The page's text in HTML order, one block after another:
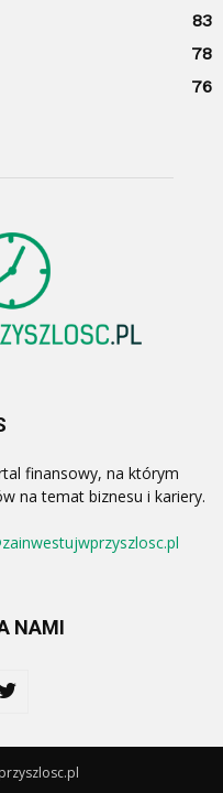
83
78
76
finansowy, na którym
na temat biznesu i kariery.
NAMI